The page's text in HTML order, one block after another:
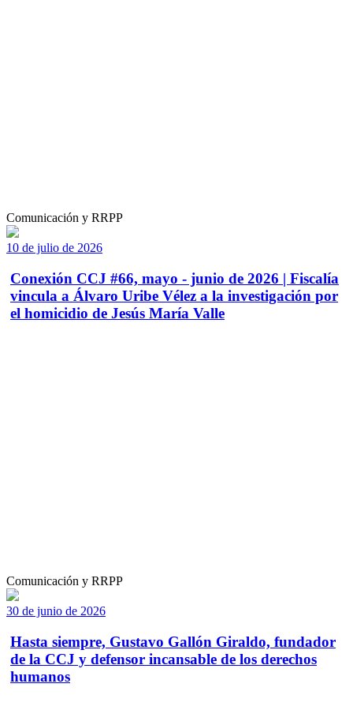
Comunicación y RRPP
10 de julio de 2026
Conexión CCJ #66, mayo - junio de 2026 | Fiscalía
vincula a Álvaro Uribe Vélez a la investigación por
el homicidio de Jesús María Valle
Comunicación y RRPP
30 de junio de 2026
Hasta siempre, Gustavo Gallón Giraldo, fundador
de la CCJ y defensor incansable de los derechos
humanos